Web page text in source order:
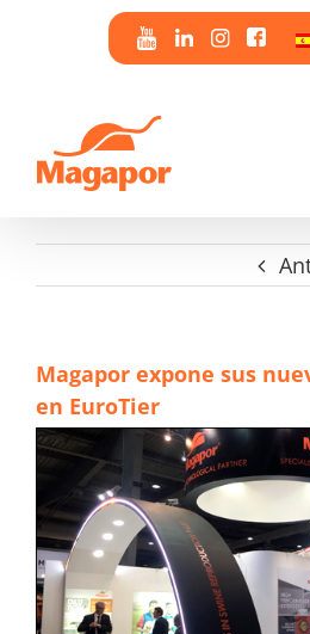
Magapor expone sus
en EuroTier